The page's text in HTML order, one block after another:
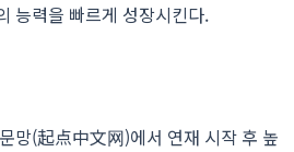
능력을 빠르게 성장시킨다.
망(起点中文网)에서 연재 시작 후 높